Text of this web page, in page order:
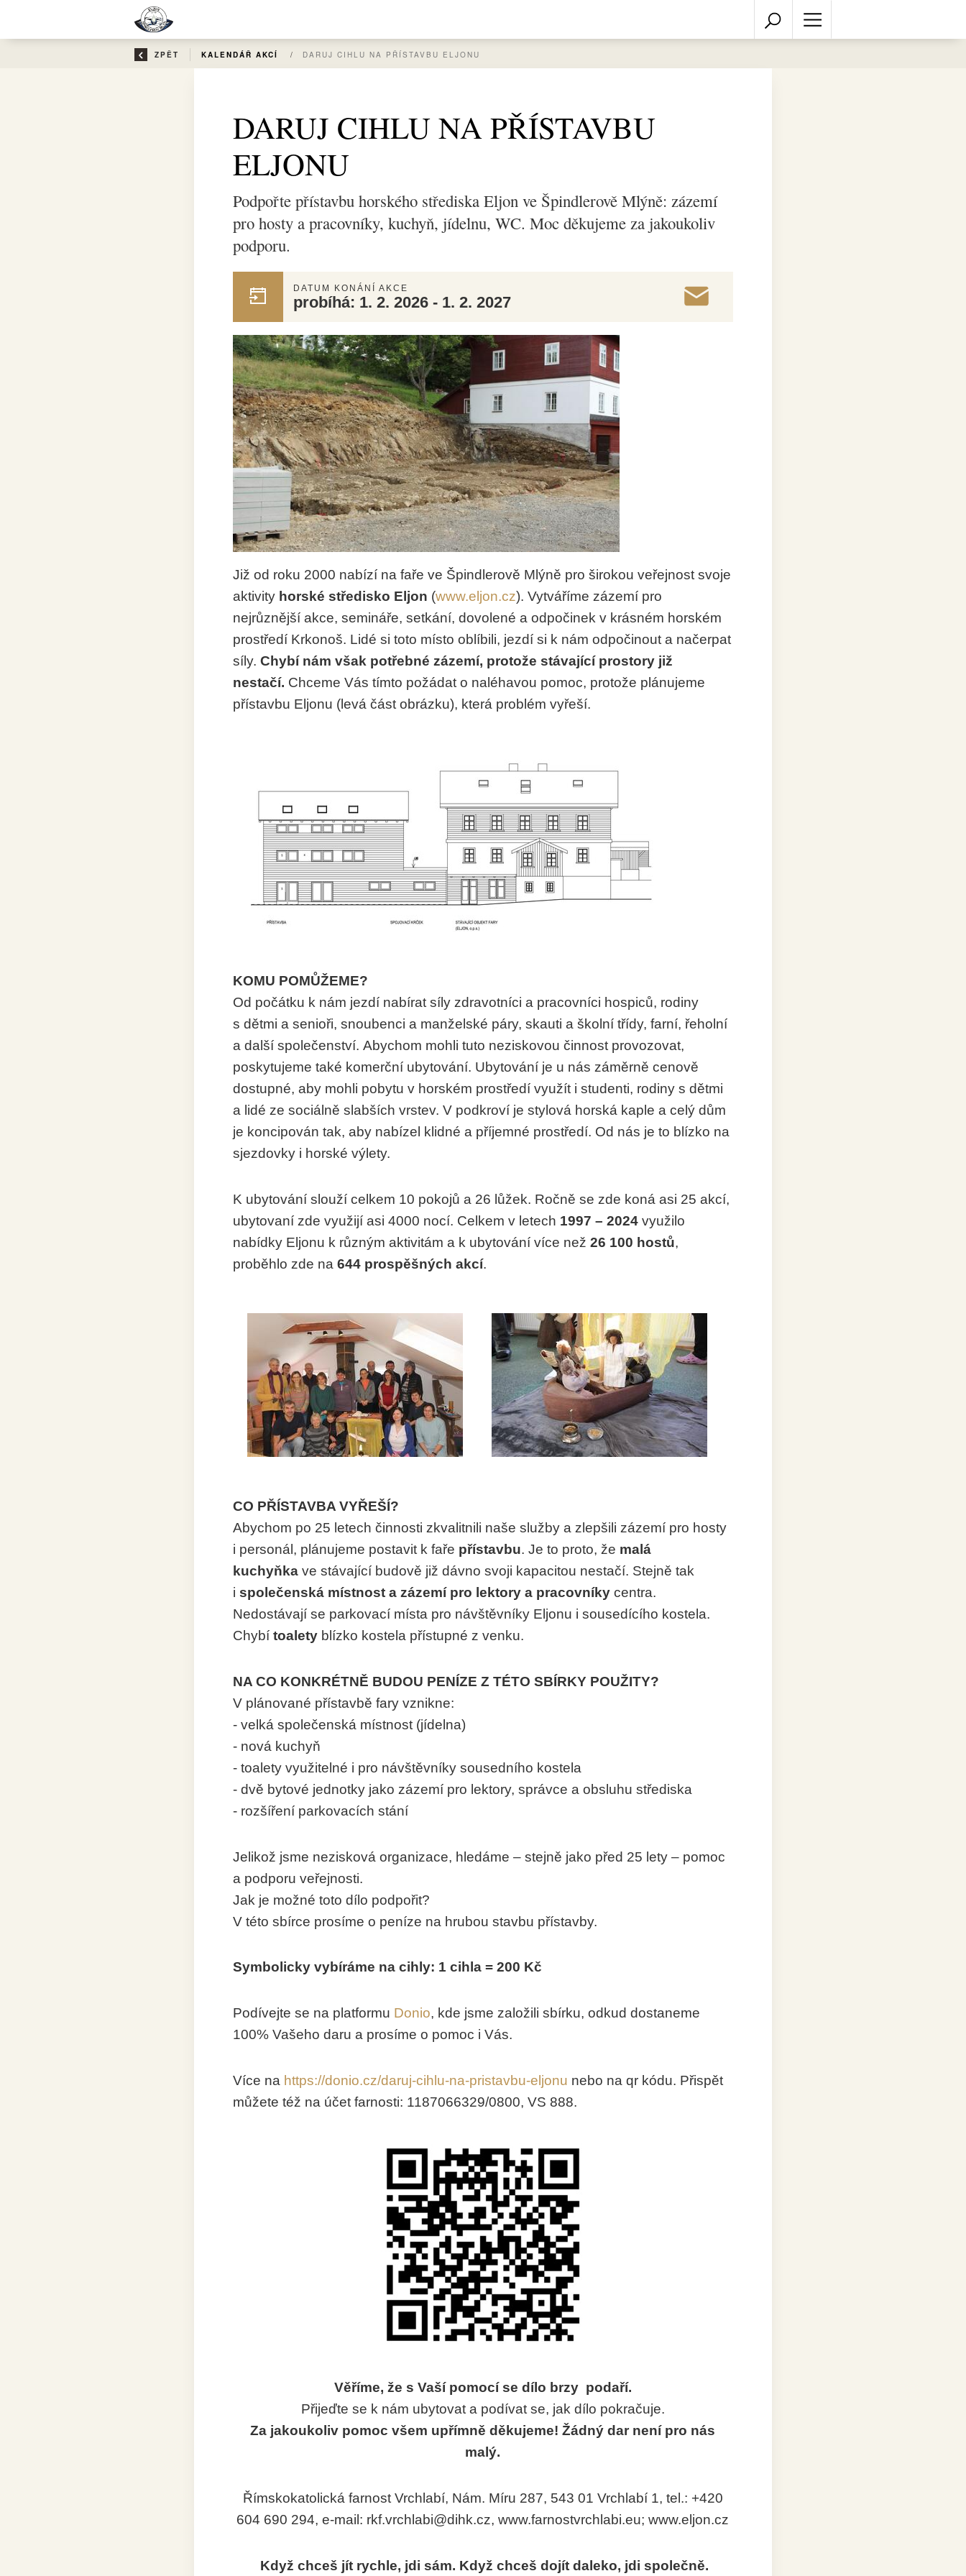
ZPĚT KALENDÁŘ AKCÍ / DARUJ CIHLU NA PŘÍSTAVBU ELJONU
DARUJ CIHLU NA PŘÍSTAVBU
ELJONU
Podpořte přístavbu horského střediska Eljon ve Špindlerově Mlýně: zázemí
pro hosty a pracovníky, kuchyň, jídelnu, WC. Moc děkujeme za jakoukoliv
podporu.
DATUM KONÁNÍ AKCE
probíhá: 1. 2. 2026 - 1. 2. 2027
Již od roku 2000 nabízí na faře ve Špindlerově Mlýně pro širokou veřejnost svoje
aktivity horské středisko Eljon (www.eljon.cz). Vytváříme zázemí pro
nejrůznější akce, semináře, setkání, dovolené a odpočinek v krásném horském
prostředí Krkonoš. Lidé si toto místo oblíbili, jezdí si k nám odpočinout a načerpat
síly.Chybí nám však potřebné zázemí, protože stávající prostory již
nestačí. Chceme Vás tímto požádat o naléhavou pomoc, protože plánujeme
přístavbu Eljonu (levá část obrázku), která problém vyřeší.
KOMU POMŮŽEME?
Od počátku k nám jezdí nabírat síly zdravotníci a pracovníci hospiců, rodiny
s dětmi a senioři, snoubenci a manželské páry, skauti a školní třídy, farní, řeholní
a další společenství. Abychom mohli tuto neziskovou činnost provozovat,
poskytujeme také komerční ubytování. Ubytování je u nás záměrně cenově
dostupné, aby mohli pobytu v horském prostředí využít i studenti, rodiny s dětmi
a lidé ze sociálně slabších vrstev. V podkroví je stylová horská kaple a celý dům
je koncipován tak, aby nabízel klidné a příjemné prostředí. Od nás je to blízko na
sjezdovky i horské výlety.
K ubytování slouží celkem 10 pokojů a 26 lůžek. Ročně se zde koná asi 25 akcí,
ubytovaní zde využijí asi 4000 nocí. Celkem v letech 1997 – 2024využilo
nabídky Eljonu k různým aktivitám a k ubytování více než26 100 hostů,
proběhlo zde na644 prospěšných akcí.
CO PŘÍSTAVBA VYŘEŠÍ?
Abychom po 25 letech činnosti zkvalitnili naše služby a zlepšili zázemí pro hosty
i personál, plánujeme postavit k faře přístavbu. Je to proto, že malá
kuchyňkave stávající budově již dávno svoji kapacitou nestačí. Stejně tak
ispolečenská místnost a zázemí pro lektory a pracovníky centra.
Nedostávají se parkovací místa pro návštěvníky Eljonu i sousedícího kostela.
Chybítoalety blízko kostela přístupné z venku.
NA CO KONKRÉTNĚ BUDOU PENÍZE Z TÉTO SBÍRKY POUŽITY?
V plánované přístavbě fary vznikne:
- velká společenská místnost (jídelna)
- nová kuchyň
- toalety využitelné i pro návštěvníky sousedního kostela
- dvě bytové jednotky jako zázemí pro lektory, správce a obsluhu střediska
- rozšíření parkovacích stání
Jelikož jsme nezisková organizace, hledáme – stejně jako před 25 lety – pomoc
a podporu veřejnosti.
Jak je možné toto dílo podpořit?
V této sbírce prosíme o peníze na hrubou stavbu přístavby.
Symbolicky vybíráme na cihly: 1 cihla = 200 Kč
Podívejte se na platformu Donio, kde jsme založili sbírku, odkud dostaneme
100% Vašeho daru a prosíme o pomoc i Vás.
Více na https://donio.cz/daruj-cihlu-na-pristavbu-eljonu nebo na qr kódu. Přispět
můžete též na účet farnosti: 1187066329/0800, VS 888.
Věříme, že s Vaší pomocí se dílo brzy podaří.
Přijeďte se k nám ubytovat a podívat se, jak dílo pokračuje.
Za jakoukoliv pomoc všem upřímně děkujeme! Žádný dar není pro nás
malý.
Římskokatolická farnost Vrchlabí, Nám. Míru 287, 543 01 Vrchlabí 1, tel.: +420
604 690 294, e-mail: rkf.vrchlabi@dihk.cz, www.farnostvrchlabi.eu; www.eljon.cz
Když chceš jít rychle, jdi sám. Když chceš dojít daleko, jdi společně.